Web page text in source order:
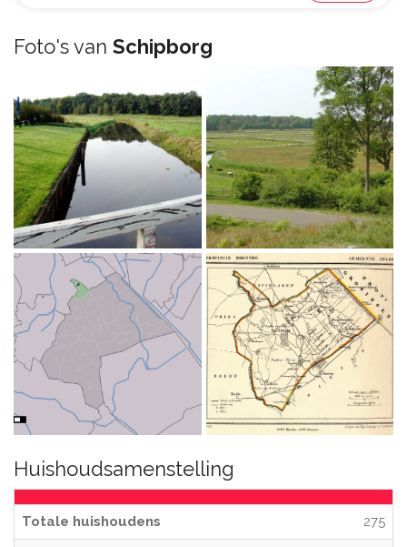
Foto's van Schipborg
Huishoudsamenstelling
Totale huishoudens 275